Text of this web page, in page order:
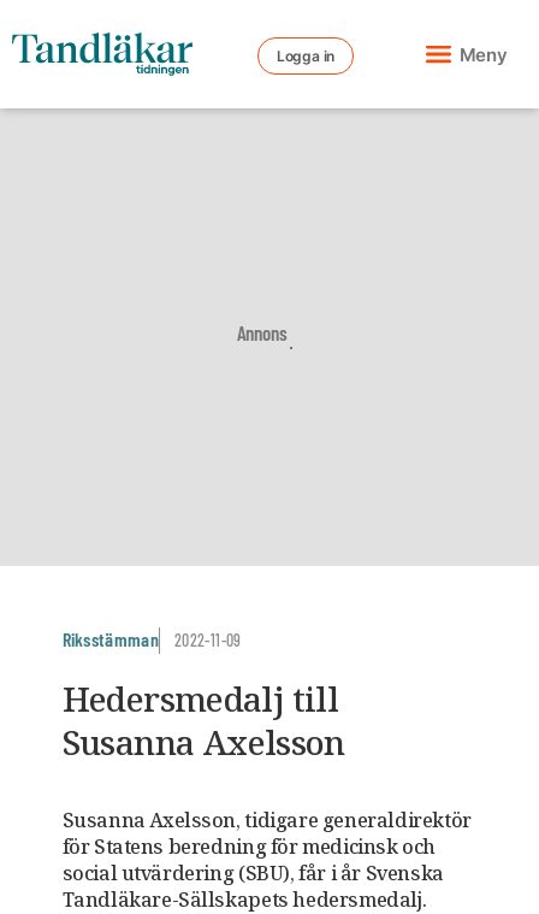
Logga in Meny
Annons
Riksstämman 2022-11-09
Hedersmedalj till
Susanna Axelsson
Susanna Axelsson, tidigare generaldirektör
för Statens beredning för medicinsk och
social utvärdering (SBU), får i år Svenska
Tandläkare-Sällskapets hedersmedalj.